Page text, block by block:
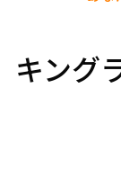
キング